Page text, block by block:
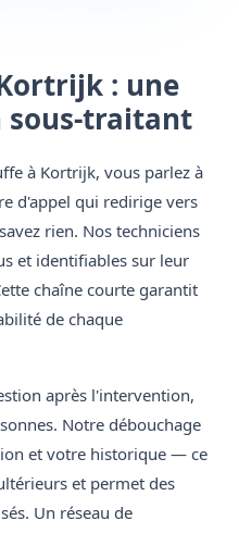
: une
sous-traitant
à Kortrijk, vous parlez à
d'appel qui redirige vers
rien. Nos techniciens
et identifiables sur leur
chaîne courte garantit
de chaque
après l'intervention,
Notre débouchage
et votre historique — ce
et permet des
Un réseau de